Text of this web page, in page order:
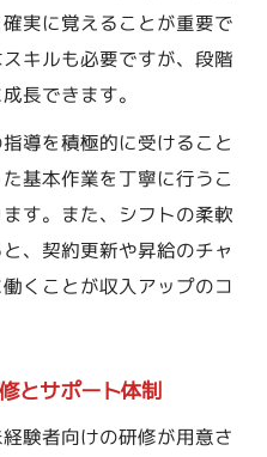
実に覚えることが重要で
キルも必要ですが、段階
長できます。
導を積極的に受けること
基本作業を丁寧に行うこ
す。また、シフトの柔軟
、契約更新や昇給のチャ
くことが収入アップのコ
とサポート体制
験者向けの研修が用意さ